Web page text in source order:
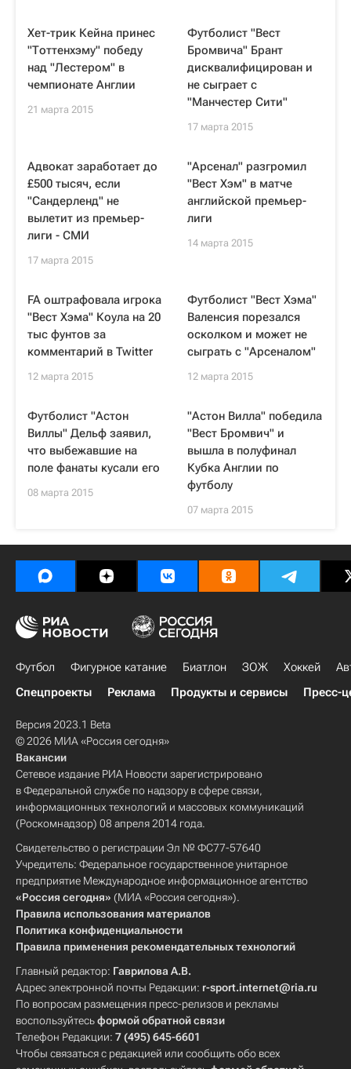
Хет-трик Кейна принес
"Тоттенхэму" победу
над "Лестером" в
чемпионате Англии
21 марта 2015
Футболист "Вест
Бромвича" Брант
дисквалифицирован и
не сыграет с
"Манчестер Сити"
17 марта 2015
Адвокат заработает до
£500 тысяч, если
"Сандерленд" не
вылетит из премьер-
лиги - СМИ
17 марта 2015
"Арсенал" разгромил
"Вест Хэм" в матче
английской премьер-
лиги
14 марта 2015
FA оштрафовала игрока
"Вест Хэма" Коула на 20
тыс фунтов за
комментарий в Twitter
12 марта 2015
Футболист "Вест Хэма"
Валенсия порезался
осколком и может не
сыграть с "Арсеналом"
12 марта 2015
Футболист "Астон
Виллы" Дельф заявил,
что выбежавшие на
поле фанаты кусали его
08 марта 2015
"Астон Вилла" победила
"Вест Бромвич" и
вышла в полуфинал
Кубка Англии по
футболу
07 марта 2015
Футбол Фигурное катание Биатлон ЗОЖ Хоккей
Спецпроекты
Реклама Продукты и сервисы Пресс-
Версия 2023.1 Beta
© 2026 МИА «Россия сегодня»
Вакансии
Сетевое издание РИА Новости зарегистрировано
в Федеральной службе по надзору в сфере связи,
информационных технологий и массовых коммуникаций
(Роскомнадзор) 08 апреля 2014 года.
Свидетельство о регистрации Эл № ФС77-57640
Учредитель: Федеральное государственное унитарное
предприятие Международное информационное агентство
«Россия сегодня» (МИА «Россия сегодня»).
Правила использования материалов
Политика конфиденциальности
Правила применения рекомендательных технологий
Главный редактор: Гаврилова А.В.
Адрес электронной почты Редакции: r-sport.internet@ria.ru
По вопросам размещения пресс-релизов и рекламы
воспользуйтесьформой обратной связи
Телефон Редакции: 7 (495) 645-6601
Чтобы связаться с редакцией или сообщить обо всех